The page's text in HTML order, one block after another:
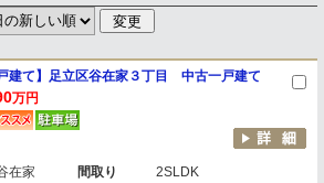
戸建て】足立区谷在家３丁目 中古一戸建て
万円
在家 間取り 2SLDK